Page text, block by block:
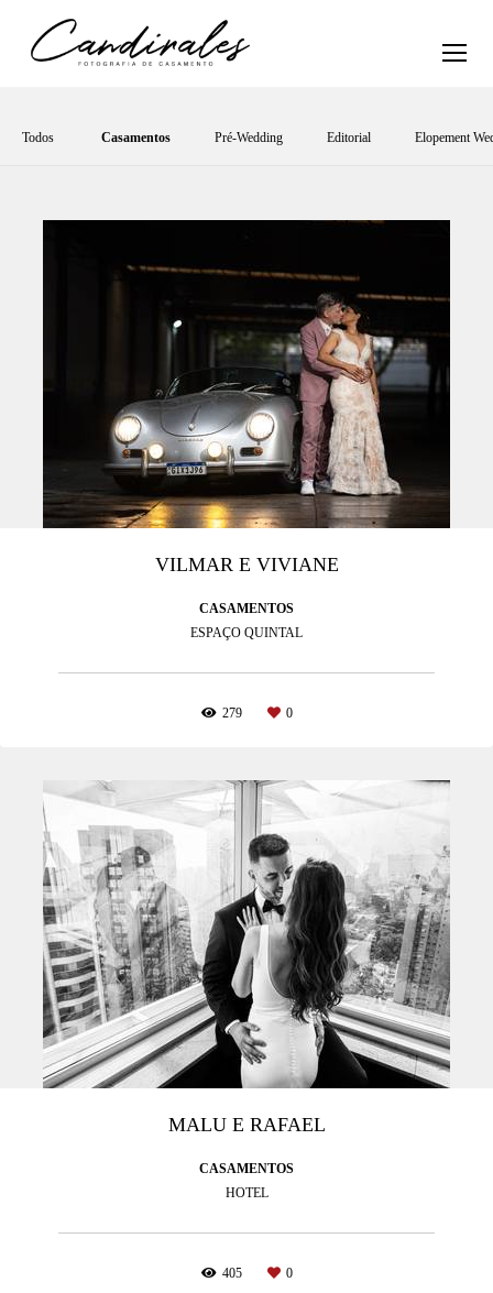
Todos Casamentos Pré-Wedding Editorial Elopement
VILMAR E VIVIANE
CASAMENTOS
ESPAÇO QUINTAL
279 0
MALU E RAFAEL
CASAMENTOS
HOTEL
405 0